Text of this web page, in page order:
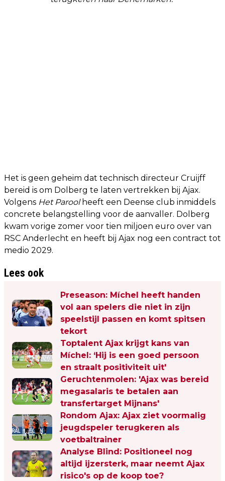
Het is geen geheim dat technisch directeur Cruijff
bereid is om Dolberg te laten vertrekken bij Ajax.
Volgens Het Parool heeft een Deense club inmiddels
concrete belangstelling voor de aanvaller. Dolberg
kwam vorige zomer voor tien miljoen euro over van
RSC Anderlecht en heeft bij Ajax nog een contract tot
medio 2029.
Lees ook
Preseason: Míchel heeft handen
vol aan spelers die niet in zijn
speelstijl passen en komt spitsen
tekort
Toptalent Ajax krijgt kans van
Míchel: ‘Hij is een goed persoon
en straalt positiviteit uit'
Geruchtenmolen: 'Ajax was bereid
megasalaris te betalen aan
transfertarget Mijnans'
Rondom Ajax: Ajax ziet voormalig
jeugdspeler terugkeren als
voetbaltrainer
Analyse Blind: Positioneel nog
altijd ijzersterk, maar neemt Ajax
risico's op de koop toe?